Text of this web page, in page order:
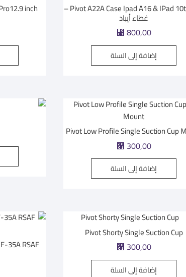
Pivot A22A Case Ipad A16 & IPad 10th gen –
غطاء أيباد
⃁800,00
إضافة إلى السلة
Pivot Low Profile Single Suction Cup
⃁ 300,00
إضافة إلى السلة
Pivot Shorty Single Suction Cup
⃁ 300,00
إضافة إلى السلة